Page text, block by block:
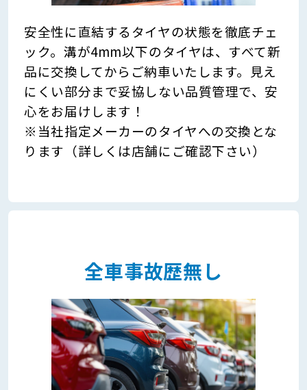
安全性に直結するタイヤの状態を徹底チェ
ック。溝が4mm以下のタイヤは、すべて新
品に交換してからご納車いたします。見え
にくい部分まで妥協しない品質管理で、安
心をお届けします！
※当社指定メーカーのタイヤへの交換とな
ります（詳しくは店舗にご確認下さい）
全車事故歴無し